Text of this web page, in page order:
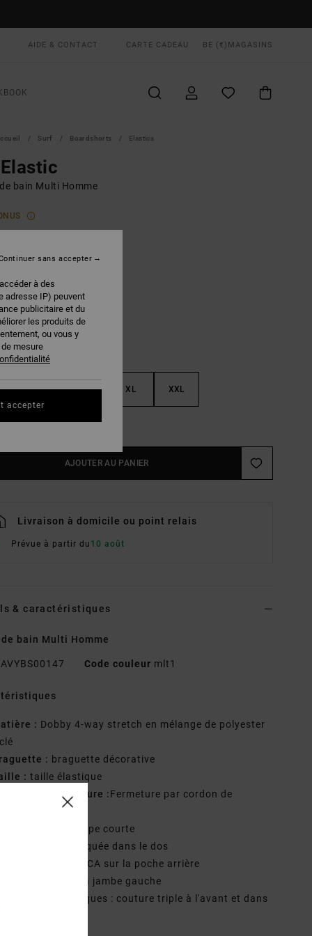
AIDE & CONTACT CARTE CADEAU BE (€) MAGASINS
Surf Boardshorts Elastics
bain Multi Homme
M L XL XXL
Le Guide Des Tailles
AJOUTER AU PANIER
Livraison à domicile ou point relais
Prévue à partir du 10 août
& caractéristiques
bain Multi Homme
AVYBS00147 Code couleur mlt1
: Dobby 4-way stretch en mélange de polyester
: braguette décorative
: taille élastique
de fermeture :Fermeture par cordon de
17", coupe courte
poche plaquée dans le dos
étiquette RVCA sur la poche arrière
écusson sur la jambe gauche
caractéristiques : couture triple à l'avant et dans
à des
adresse IP) peuvent
publicitaire et du
les produits de
ou vous y
mesure
sans accepter
accepter